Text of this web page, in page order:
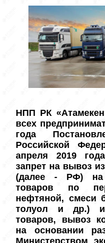
НПП РК
всех
года
Российской
апреля 2019
запрет на вывоз
(далее - РФ) на
товаров по
нефтяной, смеси
толуол и др.) и
товаров, вывоз
на основании
Министерством